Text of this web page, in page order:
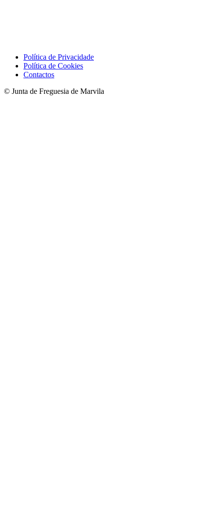
Política de Privacidade
Política de Cookies
Contactos
© Junta de Freguesia de Marvila